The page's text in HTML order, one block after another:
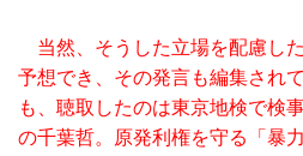
当然、そうした立場を配慮し
予想でき、その発言も編集され
も、聴取したのは東京地検で検
の千葉哲。原発利権を守る「暴